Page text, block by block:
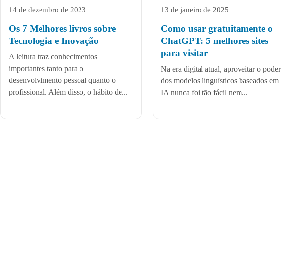
14 de dezembro de 2023
Os 7 Melhores livros sobre
Tecnologia e Inovação
A leitura traz conhecimentos
importantes tanto para o
desenvolvimento pessoal quanto o
profissional. Além disso, o hábito de...
13 de janeiro de 2025
Como usar gratuitamente o
ChatGPT: 5 melhores sites
para visitar
Na era digital atual, aproveitar o poder
dos modelos linguísticos baseados em
IA nunca foi tão fácil nem...